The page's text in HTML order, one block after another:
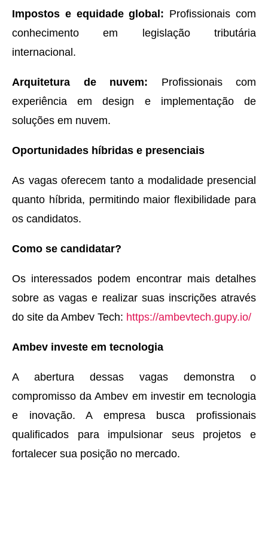
Impostos e equidade global: Profissionais com
conhecimento em legislação tributária
internacional.
Arquitetura de nuvem: Profissionais com
experiência em design e implementação de
soluções em nuvem.
Oportunidades híbridas e presenciais
As vagas oferecem tanto a modalidade presencial
quanto híbrida, permitindo maior flexibilidade para
os candidatos.
Como se candidatar?
Os interessados podem encontrar mais detalhes
sobre as vagas e realizar suas inscrições através
do site da Ambev Tech: https://ambevtech.gupy.io/
Ambev investe em tecnologia
A abertura dessas vagas demonstra o
compromisso da Ambev em investir em tecnologia
e inovação. A empresa busca profissionais
qualificados para impulsionar seus projetos e
fortalecer sua posição no mercado.